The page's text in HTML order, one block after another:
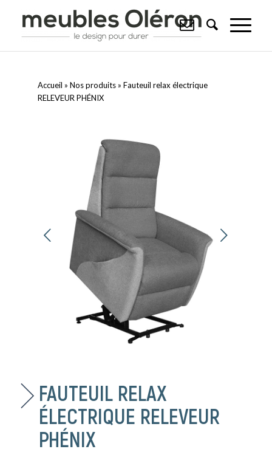
Accueil »Nos produits »Fauteuil relax électrique
RELEVEUR PHÉNIX
Suivant
FAUTEUIL RELAX
ÉLECTRIQUE RELEVEUR
PHÉNIX